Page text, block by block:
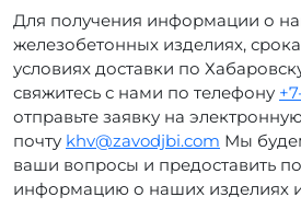
Для получения информации о
железобетонных изделиях,
условиях доставки по
свяжитесь с нами по телефону
отправьте заявку на
почту khv@zavodjbi.com Мы
ваши вопросы и предоставить
информацию о наших изделиях и